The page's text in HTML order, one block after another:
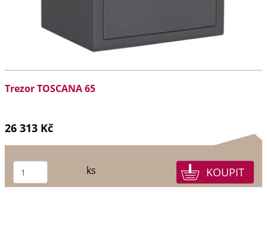
Trezor TOSCANA 65
26 313 Kč
ks